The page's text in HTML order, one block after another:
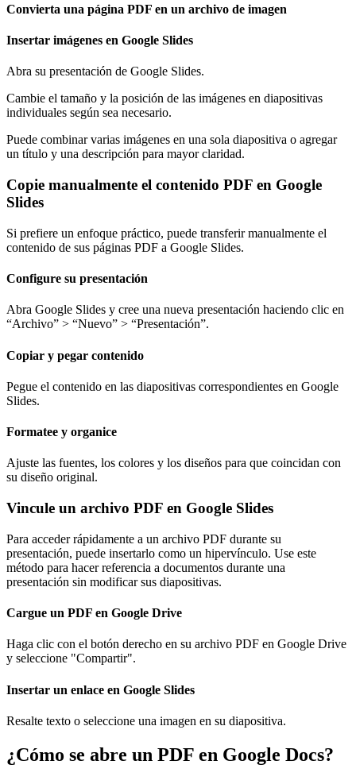
Convierta una página PDF en un archivo de imagen
Insertar imágenes en Google Slides
Abra su presentación de Google Slides.
Cambie el tamaño y la posición de las imágenes en diapositivas
individuales según sea necesario.
Puede combinar varias imágenes en una sola diapositiva o agregar
un título y una descripción para mayor claridad.
Copie manualmente el contenido PDF en Google
Slides
Si prefiere un enfoque práctico, puede transferir manualmente el
contenido de sus páginas PDF a Google Slides.
Configure su presentación
Abra Google Slides y cree una nueva presentación haciendo clic en
“Archivo” > “Nuevo” > “Presentación”.
Copiar y pegar contenido
Pegue el contenido en las diapositivas correspondientes en Google
Slides.
Formatee y organice
Ajuste las fuentes, los colores y los diseños para que coincidan con
su diseño original.
Vincule un archivo PDF en Google Slides
Para acceder rápidamente a un archivo PDF durante su
presentación, puede insertarlo como un hipervínculo. Use este
método para hacer referencia a documentos durante una
presentación sin modificar sus diapositivas.
Cargue un PDF en Google Drive
Haga clic con el botón derecho en su archivo PDF en Google Drive
y seleccione "Compartir".
Insertar un enlace en Google Slides
Resalte texto o seleccione una imagen en su diapositiva.
¿Cómo se abre un PDF en Google Docs?